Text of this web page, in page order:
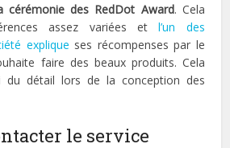
cérémonie des RedDot Award. Cela
assez variées etl’un des
explique ses récompenses par le
faire des beaux produits. Cela
du détail lors de la conception des
le service